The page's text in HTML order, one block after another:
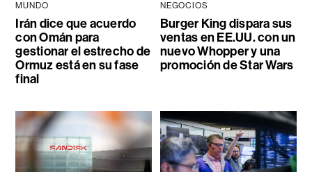
MUNDO
Irán dice que acuerdo
con Omán para
gestionar el estrecho de
Ormuz está en su fase
final
NEGOCIOS
Burger King dispara sus
ventas en EE.UU. con un
nuevo Whopper y una
promoción de Star Wars